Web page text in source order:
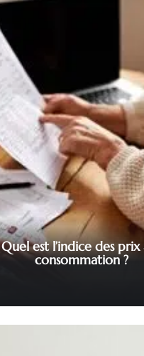
Quel est l’indice des prix
consommation ?